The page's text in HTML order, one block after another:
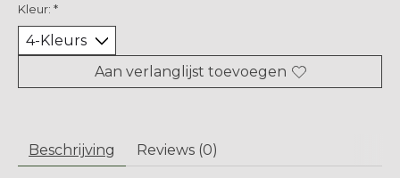
Kleur: *
Aan verlanglijst toevoegen
Beschrijving Reviews (0)